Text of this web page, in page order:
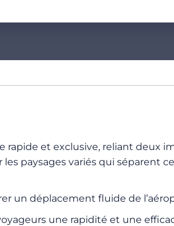
rapide et exclusive, reliant deux
paysages variés qui séparent
un déplacement fluide de
une rapidité et une